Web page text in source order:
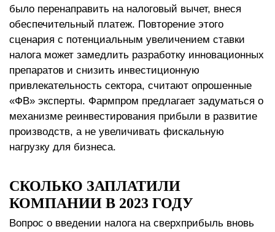
было перенаправить на налоговый вычет, внеся
обеспечительный платеж. Повторение этого
сценария с потенциальным увеличением ставки
налога может замедлить разработку инновационных
препаратов и снизить инвестиционную
привлекательность сектора, считают опрошенные
«ФВ» эксперты. Фармпром предлагает задуматься о
механизме реинвестирования прибыли в развитие
производств, а не увеличивать фискальную
нагрузку для бизнеса.
СКОЛЬКО ЗАПЛАТИЛИ
КОМПАНИИ В 2023 ГОДУ
Вопрос о введении налога на сверхприбыль вновь